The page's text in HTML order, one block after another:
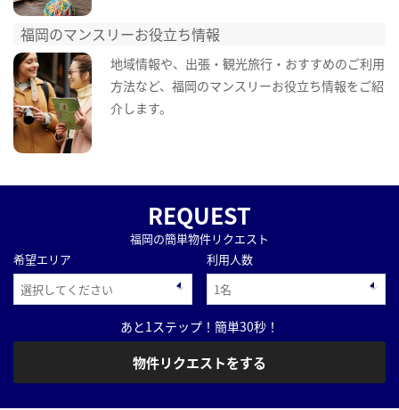
福岡のマンスリーお役立ち情報
地域情報や、出張・観光旅行・おすすめのご利用
方法など、福岡のマンスリーお役立ち情報をご紹
介します。
REQUEST
福岡の簡単物件リクエスト
希望エリア
利用人数
あと1ステップ！簡単30秒！
物件リクエストをする